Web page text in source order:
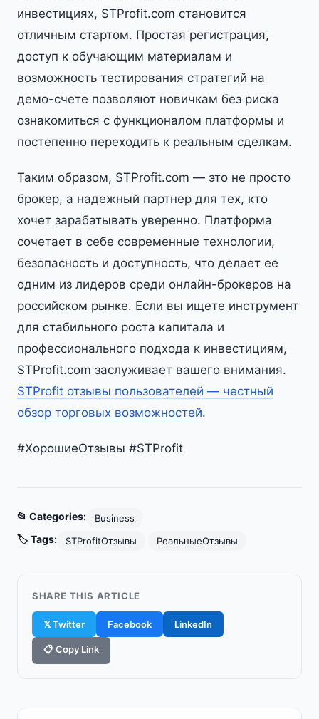
инвестициях, STProfit.com становится
отличным стартом. Простая регистрация,
доступ к обучающим материалам и
возможность тестирования стратегий на
демо-счете позволяют новичкам без риска
ознакомиться с функционалом платформы и
постепенно переходить к реальным сделкам.
Таким образом, STProfit.com — это не просто
брокер, а надежный партнер для тех, кто
хочет зарабатывать уверенно. Платформа
сочетает в себе современные технологии,
безопасность и доступность, что делает ее
одним из лидеров среди онлайн-брокеров на
российском рынке. Если вы ищете инструмент
для стабильного роста капитала и
профессионального подхода к инвестициям,
STProfit.com заслуживает вашего внимания.
STProfit отзывы пользователей — честный
обзор торговых возможностей.
#ХорошиеОтзывы #STProfit
📂 Categories: Business
🏷️ Tags: STProfitОтзывы РеальныеОтзывы
SHARE THIS ARTICLE
𝕏 Twitter Facebook LinkedIn
📋 Copy Link